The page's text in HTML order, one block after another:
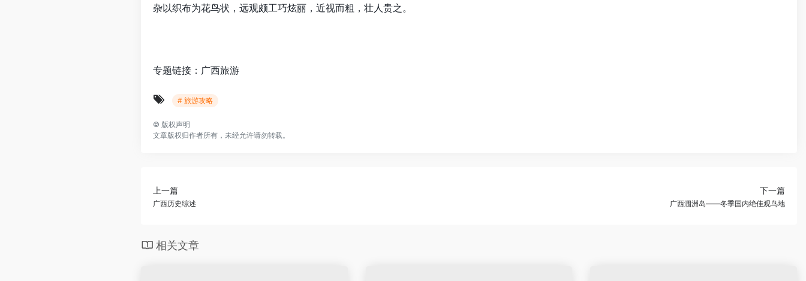
杂以织布为花鸟状，远观颇工巧炫丽，近视而粗，壮人贵之。
专题链接：广西旅游
# 旅游攻略
© 版权声明
文章版权归作者所有，未经允许请勿转载。
上一篇
广西历史综述
下一篇
广西涠洲岛——冬季国内绝佳观鸟地
相关文章